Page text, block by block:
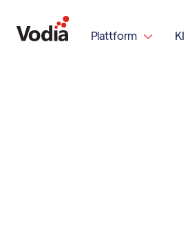
Plattform  KI